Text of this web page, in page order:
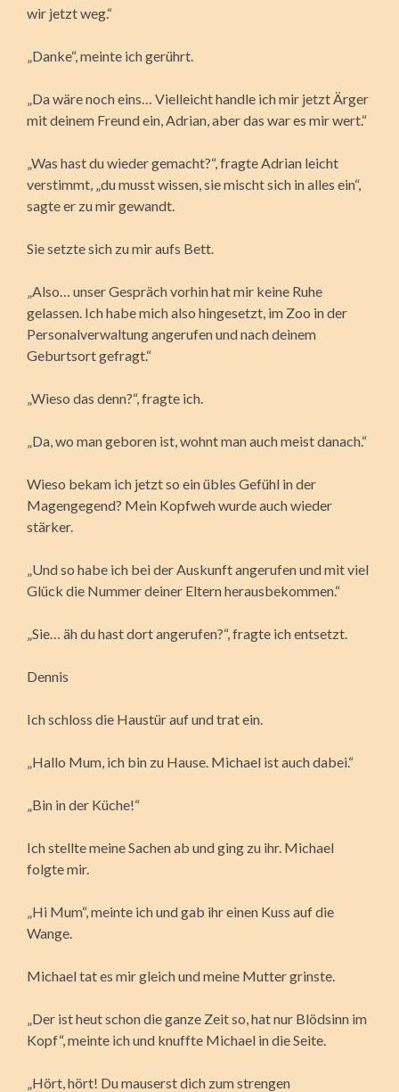
wir jetzt weg.“
„Danke“, meinte ich gerührt.
„Da wäre noch eins… Vielleicht handle ich mir jetzt Ärger
mit deinem Freund ein, Adrian, aber das war es mir wert.“
„Was hast du wieder gemacht?“, fragte Adrian leicht
verstimmt, „du musst wissen, sie mischt sich in alles ein“,
sagte er zu mir gewandt.
Sie setzte sich zu mir aufs Bett.
„Also… unser Gespräch vorhin hat mir keine Ruhe
gelassen. Ich habe mich also hingesetzt, im Zoo in der
Personalverwaltung angerufen und nach deinem
Geburtsort gefragt.“
„Wieso das denn?“, fragte ich.
„Da, wo man geboren ist, wohnt man auch meist danach.“
Wieso bekam ich jetzt so ein übles Gefühl in der
Magengegend? Mein Kopfweh wurde auch wieder
stärker.
„Und so habe ich bei der Auskunft angerufen und mit viel
Glück die Nummer deiner Eltern herausbekommen.“
„Sie… äh du hast dort angerufen?“, fragte ich entsetzt.
Dennis
Ich schloss die Haustür auf und trat ein.
„Hallo Mum, ich bin zu Hause. Michael ist auch dabei.“
„Bin in der Küche!“
Ich stellte meine Sachen ab und ging zu ihr. Michael
folgte mir.
„Hi Mum“, meinte ich und gab ihr einen Kuss auf die
Wange.
Michael tat es mir gleich und meine Mutter grinste.
„Der ist heut schon die ganze Zeit so, hat nur Blödsinn im
Kopf“, meinte ich und knuffte Michael in die Seite.
„Hört, hört! Du mauserst dich zum strengen